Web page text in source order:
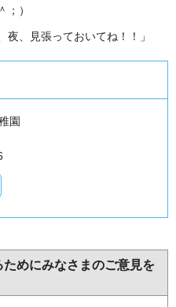
；）
夜、見張っておいてね！！」
園
めにみなさまのご意見を